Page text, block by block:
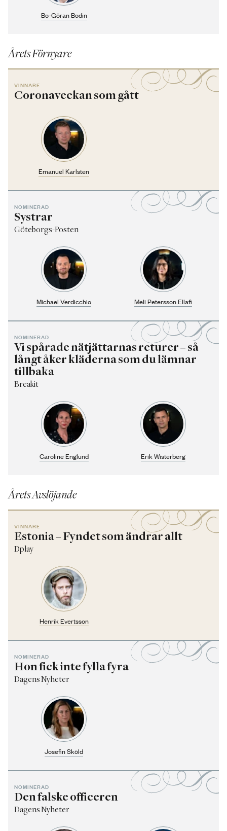
Bo-Göran Bodin
Årets Förnyare
VINNARE
Coronaveckan som gått
Emanuel Karlsten
NOMINERAD
Systrar
Göteborgs-Posten
Michael Verdicchio Meli Petersson Ellafi
NOMINERAD
Vi spårade nätjättarnas returer – så
långt åker kläderna som du lämnar
tillbaka
Breakit
Caroline Englund Erik Wisterberg
Årets Avslöjande
VINNARE
Estonia – Fyndet som ändrar allt
Dplay
Henrik Evertsson
NOMINERAD
Hon fick inte fylla fyra
Dagens Nyheter
Josefin Sköld
NOMINERAD
Den falske officeren
Dagens Nyheter